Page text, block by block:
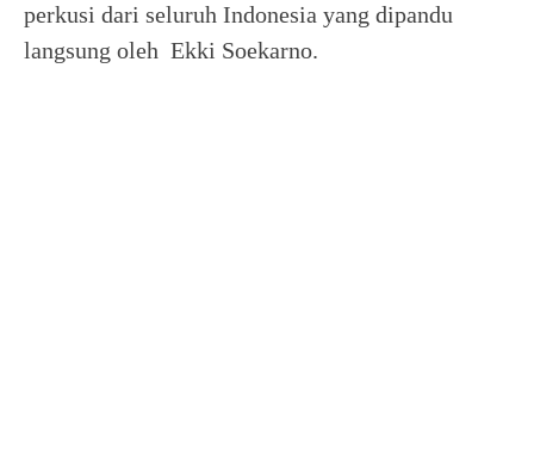
perkusi dari seluruh Indonesia yang dipandu
langsung oleh Ekki Soekarno.